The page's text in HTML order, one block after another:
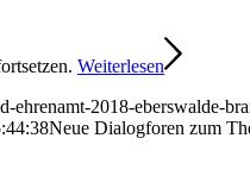
Weiterlesen
2018-eberswalde-
Neue Dialogforen zum